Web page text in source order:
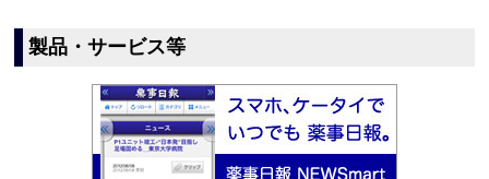
製品・サービス等